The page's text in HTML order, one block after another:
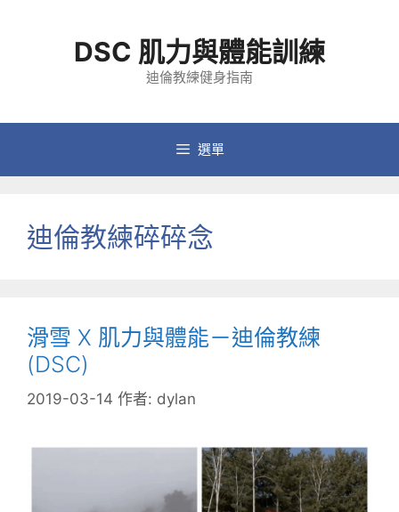
容
DSC 肌力與體能訓練
迪倫教練健身指南
選單
迪倫教練碎碎念
滑雪 X 肌力與體能－迪倫教練
(DSC)
2019-03-14 作者: dylan